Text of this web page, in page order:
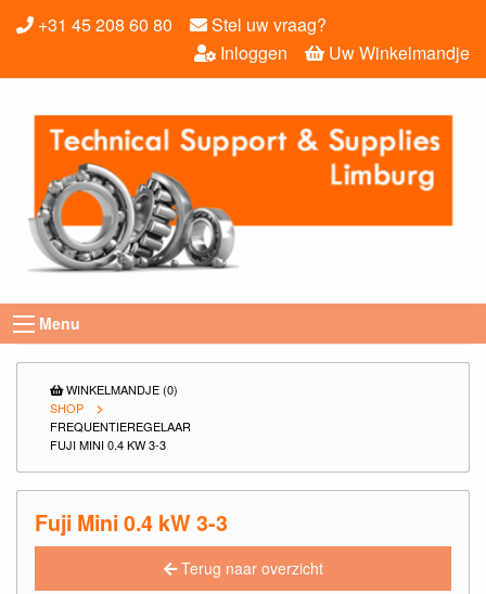
+31 45 208 60 80
Stel uw vraag?
Uw Winkelmandje
Inloggen
Menu
WINKELMANDJE (0)
SHOP
FREQUENTIEREGELAAR
FUJI MINI 0.4 KW 3-3
Fuji Mini 0.4 kW 3-3
Terug naar overzicht